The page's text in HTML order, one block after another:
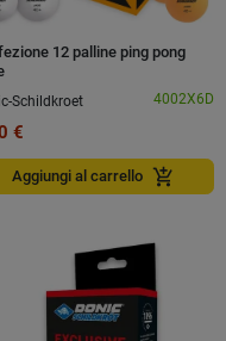
12 palline ping pong
Schildkroet
4002X6D
€
Aggiungi al carrello add_shopping_cart